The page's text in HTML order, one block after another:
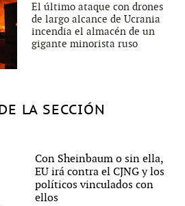
El último ataque con drones
de largo alcance de Ucrania
incendia el almacén de un
gigante minorista ruso
LA SECCIÓN
Con Sheinbaum o sin ella,
EU irá contra el CJNG y los
políticos vinculados con
ellos